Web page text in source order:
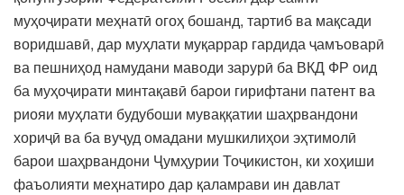
муҳоҷирати меҳнатӣ огоҳ бошанд, тартиб ва мақсади
воридшавӣ, дар муҳлати муқаррар гардида ҷамъоварӣ
ва пешниҳод намудани маводи зарурӣ ба ВКД ФР оид
ба муҳоҷирати минтақавӣ барои гирифтани патент ва
риояи муҳлати будубоши муваққатии шаҳрвандони
хориҷӣ ва ба вуҷуд омадани мушкилиҳои эҳтимолӣ
барои шаҳрвандони Ҷумҳурии Тоҷикистон, ки хоҳиши
фаъолияти меҳнатиро дар қаламрави ин давлат